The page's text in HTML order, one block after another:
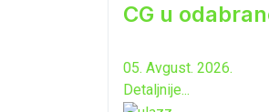
CG u
05. Avgust. 2026.
Detaljnije...